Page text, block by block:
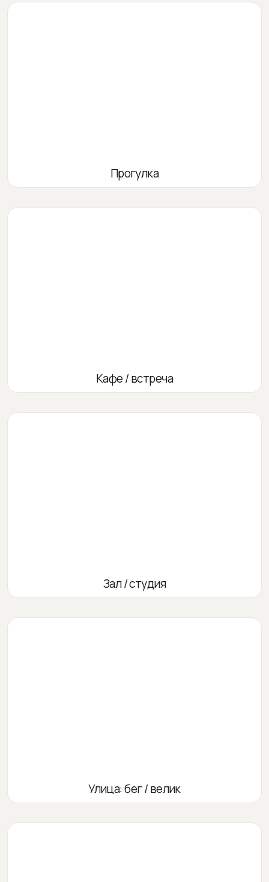
Прогулка
Кафе / встреча
Зал / студия
Улица: бег / велик